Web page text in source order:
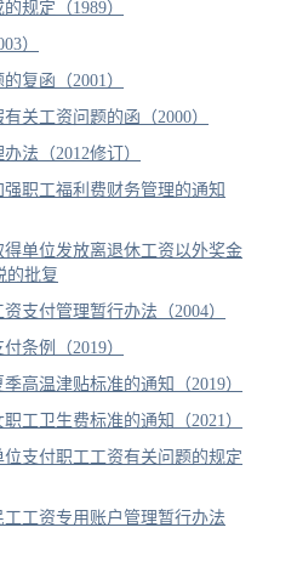
规定（1989）
）
复函（2001）
关工资问题的函（2000）
法（2012修订）
职工福利费财务管理的通知
单位发放离退休工资以外奖金
的批复
支付管理暂行办法（2004）
条例（2019）
高温津贴标准的通知（2019）
工卫生费标准的通知（2021）
支付职工工资有关问题的规定
工资专用账户管理暂行办法